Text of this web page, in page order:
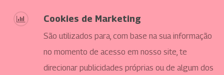
Cookies de Marketing
São utilizados para, com base na sua informação
no momento de acesso em nosso site, te
direcionar publicidades próprias ou de algum dos